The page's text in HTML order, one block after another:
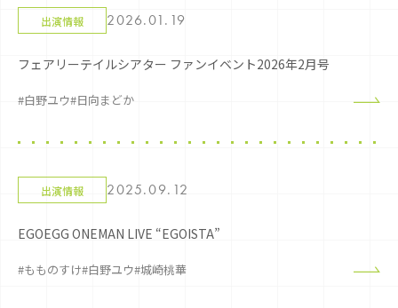
出演情報 2026.01.19
フェアリーテイルシアター ファンイベント2026年2月号
#白野ユウ#日向まどか
出演情報 2025.09.12
EGOEGG ONEMAN LIVE “EGOISTA”
#もものすけ#白野ユウ#城崎桃華